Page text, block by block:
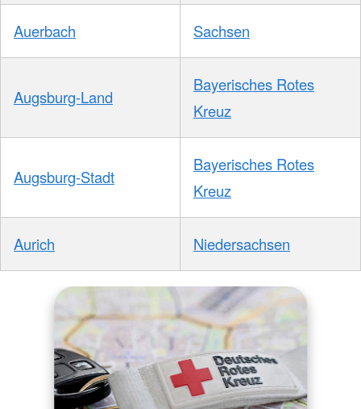
Auerbach Sachsen
Augsburg-Land
Bayerisches Rotes
Kreuz
Augsburg-Stadt
Bayerisches Rotes
Kreuz
Aurich Niedersachsen